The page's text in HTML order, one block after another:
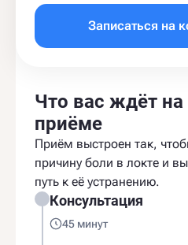
Записаться на
Что вас ждёт
приёме
Приём выстроен так,
причину боли в локте и
путь к её устранению.
Консультация
45 минут